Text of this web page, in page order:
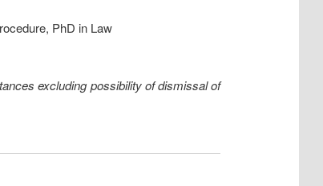
PhD in Law
excluding possibility of dismissal of